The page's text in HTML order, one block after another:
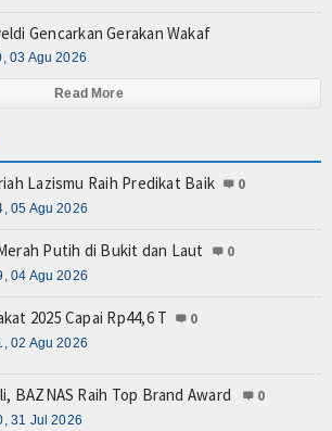
Gencarkan Gerakan Wakaf
03 Agu 2026
Read More
Lazismu Raih Predikat Baik 0
05 Agu 2026
Putih di Bukit dan Laut 0
04 Agu 2026
2025 Capai Rp44,6 T 0
02 Agu 2026
BAZNAS Raih Top Brand Award 0
31 Jul 2026